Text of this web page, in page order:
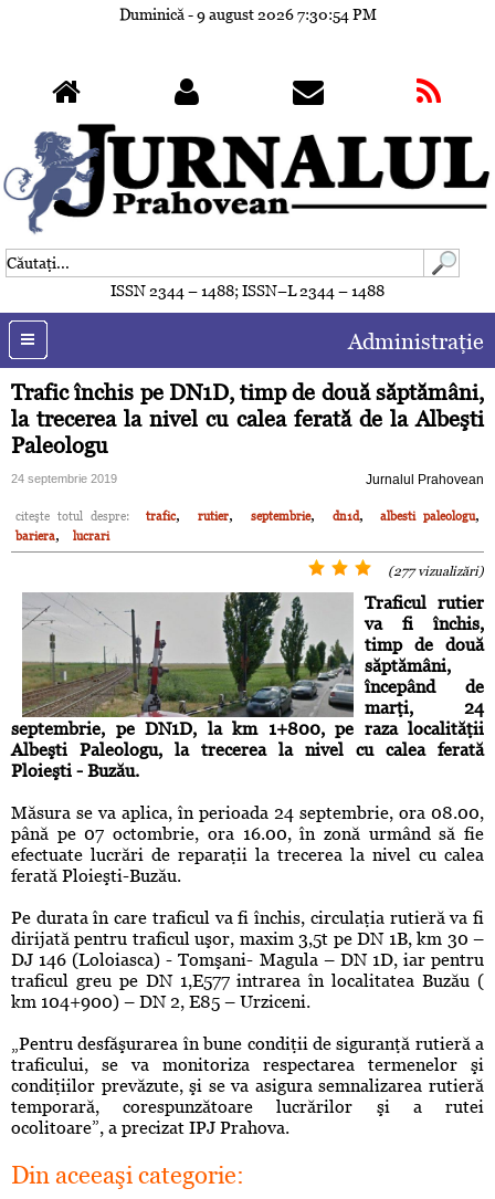
Duminică - 9 august 20267:30:57 PM
ISSN 2344 – 1488; ISSN–L 2344 – 1488
Administraţie
Trafic închis pe DN1D, timp de două săptămâni,
la trecerea la nivel cu calea ferată de la Albeşti
Paleologu
24 septembrie 2019 Jurnalul Prahovean
citeşte totul despre: trafic, rutier, septembrie, dn1d, albesti paleologu,
bariera, lucrari
(277 vizualizări)
Traficul rutier
va fi închis,
timp de două
săptămâni,
începând de
marţi, 24
septembrie, pe DN1D, la km 1+800, pe raza localităţii
Albeşti Paleologu, la trecerea la nivel cu calea ferată
Ploieşti - Buzău.
Măsura se va aplica, în perioada 24 septembrie, ora 08.00,
până pe 07 octombrie, ora 16.00, în zonă urmând să fie
efectuate lucrări de reparaţii la trecerea la nivel cu calea
ferată Ploieşti-Buzău.
Pe durata în care traficul va fi închis, circulaţia rutieră va fi
dirijată pentru traficul uşor, maxim 3,5t pe DN 1B, km 30 –
DJ 146 (Loloiasca) - Tomşani- Magula – DN 1D, iar pentru
traficul greu pe DN 1,E577 intrarea în localitatea Buzău (
km 104+900) – DN 2, E85 – Urziceni.
„Pentru desfăşurarea în bune condiţii de siguranţă rutieră a
traficului, se va monitoriza respectarea termenelor şi
condiţiilor prevăzute, şi se va asigura semnalizarea rutieră
temporară, corespunzătoare lucrărilor şi a rutei
ocolitoare”, a precizat IPJ Prahova.
Din aceeaşi categorie: